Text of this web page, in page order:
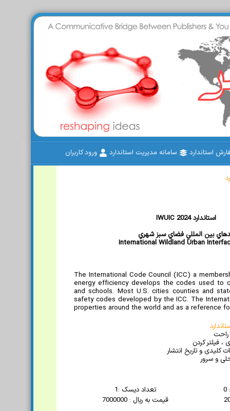
استاندارد سامانه مدیریت استاندارد ورود کاربران
IWUIC 2024 استاندارد
بين المللي فضاي سبز شهري
International Wildland Urban
The International Code Council (ICC) a
energy efficiency develops the codes used to
and schools. Most U.S. cities counties and
safety codes developed by the ICC. The
properties around the world and as a reference
راحت
فیلتر کردن
کلیدی و تاریخ انتشار
و سرور
تعداد دیسک :1
قیمت به ریال : 7000000